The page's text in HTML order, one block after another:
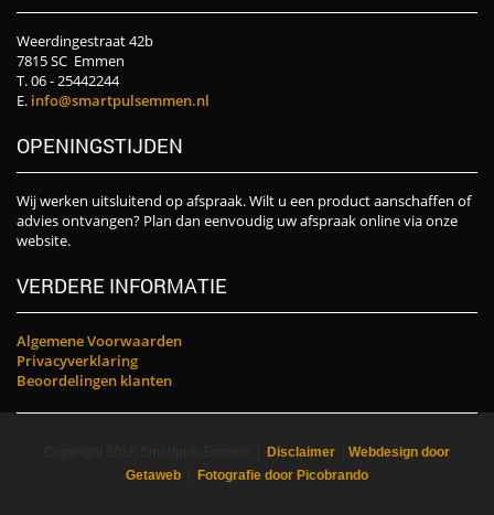
Weerdingestraat 42b
7815 SC Emmen
T. 06 - 25442244
E. info@smartpulsemmen.nl
OPENINGSTIJDEN
Wij werken uitsluitend op afspraak. Wilt u een product aanschaffen of
advies ontvangen? Plan dan eenvoudig uw afspraak online via onze
website.
VERDERE INFORMATIE
Algemene Voorwaarden
Privacyverklaring
Beoordelingen klanten
Disclaimer
Webdesign door
Getaweb
Fotografie door Picobrando